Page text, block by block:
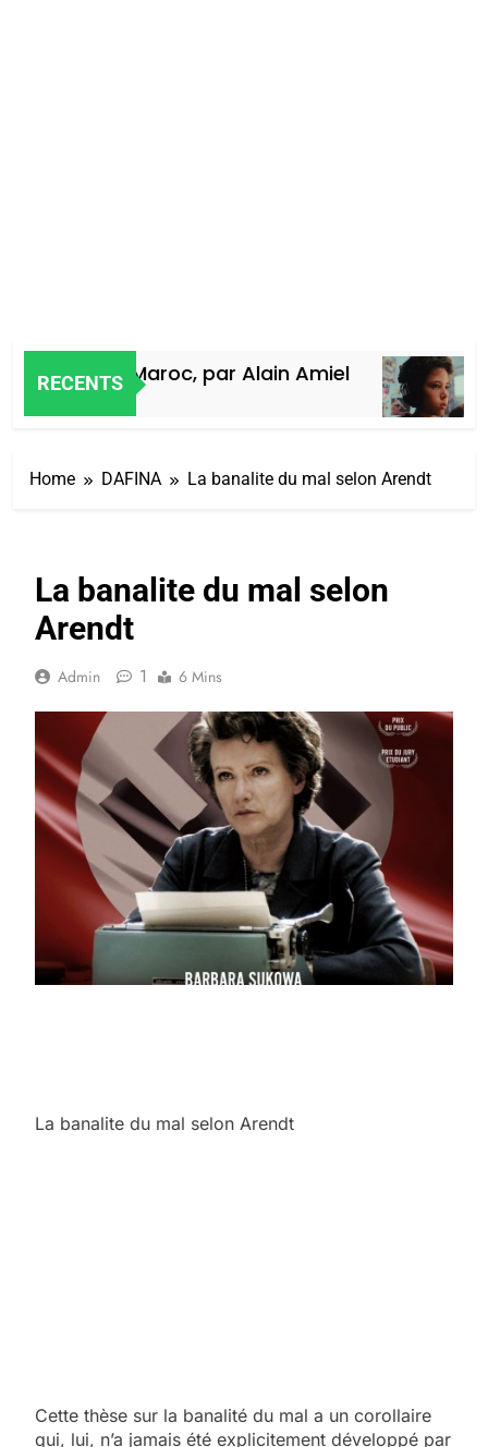
RECENTS
Juifs du Maroc, par Alain Amiel
4
Home DAFINA La banalite du mal selon Arendt
La banalite du mal selon
Arendt
Admin 1 6 Mins
La banalite du mal selon Arendt
Cette thèse sur la banalité du mal a un corollaire
qui, lui, n’a jamais été explicitement développé par